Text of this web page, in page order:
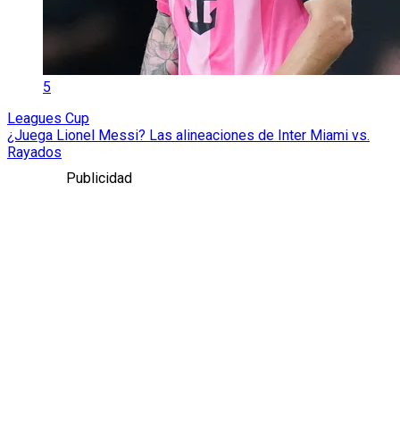
5
Leagues Cup
¿Juega Lionel Messi? Las alineaciones de Inter Miami vs.
Rayados
Publicidad